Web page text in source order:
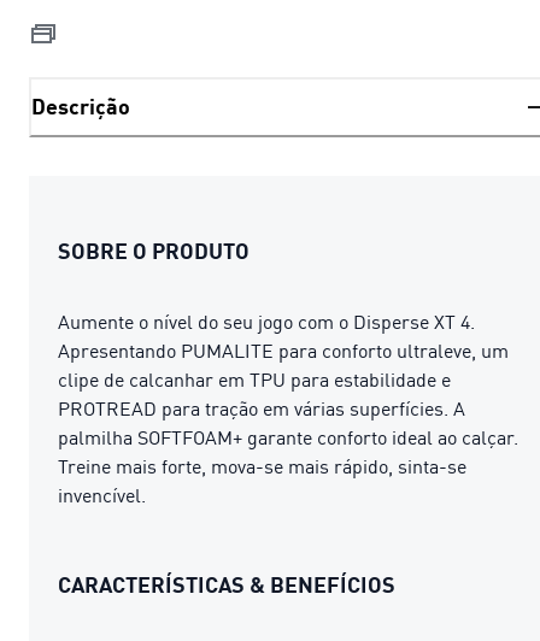
Descrição
SOBRE O PRODUTO
Aumente o nível do seu jogo com o Disperse XT 4.
Apresentando PUMALITE para conforto ultraleve, um
clipe de calcanhar em TPU para estabilidade e
PROTREAD para tração em várias superfícies. A
palmilha SOFTFOAM+ garante conforto ideal ao calçar.
Treine mais forte, mova-se mais rápido, sinta-se
invencível.
CARACTERÍSTICAS & BENEFÍCIOS